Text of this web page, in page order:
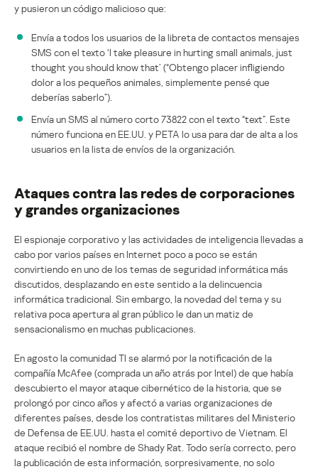
y pusieron un código malicioso que:
Envía a todos los usuarios de la libreta de contactos mensajes
SMS con el texto ‘I take pleasure in hurting small animals, just
thought you should know that’ (“Obtengo placer infligiendo
dolor a los pequeños animales, simplemente pensé que
deberías saberlo”).
Envía un SMS al número corto 73822 con el texto “text”. Este
número funciona en EE.UU. y PETA lo usa para dar de alta a los
usuarios en la lista de envíos de la organización.
Ataques contra las redes de corporaciones
y grandes organizaciones
El espionaje corporativo y las actividades de inteligencia llevadas a
cabo por varios países en Internet poco a poco se están
convirtiendo en uno de los temas de seguridad informática más
discutidos, desplazando en este sentido a la delincuencia
informática tradicional. Sin embargo, la novedad del tema y su
relativa poca apertura al gran público le dan un matiz de
sensacionalismo en muchas publicaciones.
En agosto la comunidad TI se alarmó por la notificación de la
compañía McAfee (comprada un año atrás por Intel) de que había
descubierto el mayor ataque cibernético de la historia, que se
prolongó por cinco años y afectó a varias organizaciones de
diferentes países, desde los contratistas militares del Ministerio
de Defensa de EE.UU. hasta el comité deportivo de Vietnam. El
ataque recibió el nombre de Shady Rat. Todo sería correcto, pero
la publicación de esta información, sorpresivamente, no solo